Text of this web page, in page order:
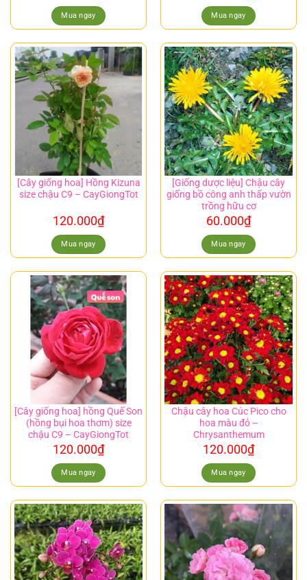
Mua ngay Mua ngay
[Cây giống hoa] Hồng Kizuna
size chậu C9 – CayGiongTot
120.000₫
Mua ngay
[Giống dược liệu] Chậu cây
giống bồ công anh thấp vườn
trồng hữu cơ
60.000₫
Mua ngay
[Cây giống hoa] hồng Quế Son
(hồng bụi hoa thơm) size
chậu C9 – CayGiongTot
120.000₫
Mua ngay
Chậu cây hoa Cúc Pico cho
hoa màu đỏ –
Chrysanthemum
120.000₫
Mua ngay